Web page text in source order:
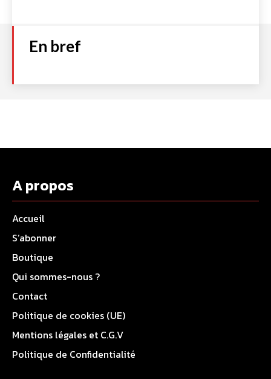
En bref
A propos
Accueil
S’abonner
Boutique
Qui sommes-nous ?
Contact
Politique de cookies (UE)
Mentions légales et C.G.V
Politique de Confidentialité